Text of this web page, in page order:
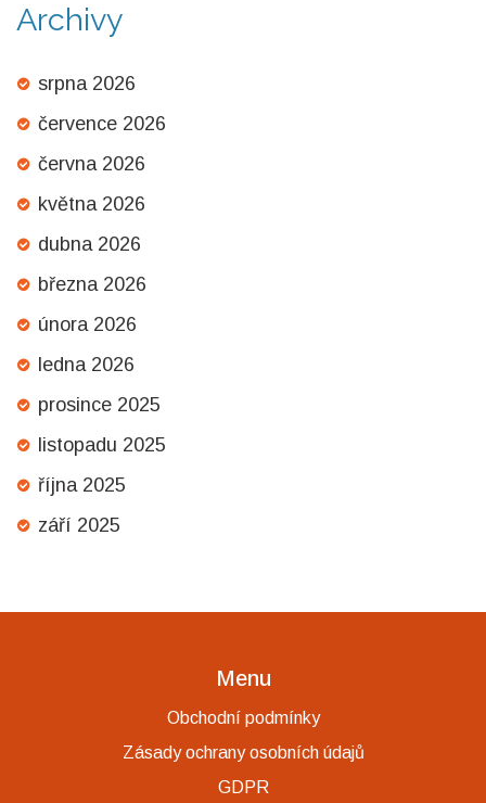
Archivy
srpna 2026
července 2026
června 2026
května 2026
dubna 2026
března 2026
února 2026
ledna 2026
prosince 2025
listopadu 2025
října 2025
září 2025
Menu
Obchodní podmínky
Zásady ochrany osobních údajů
GDPR